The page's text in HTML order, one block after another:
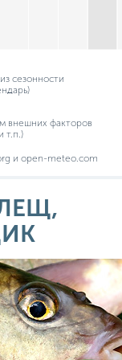
сезонности
внешних факторов
т.п.)
и open-meteo.com